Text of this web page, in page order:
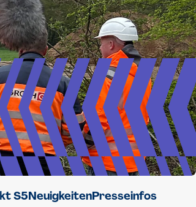
S5NeuigkeitenPresseinfos